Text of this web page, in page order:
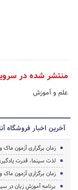
منتشر شده در
علم و آموزش
آخرین اخبار فروشگاه
زمان برگزاری آزمون ماک و
لذت سینما، قدرت
زمان برگزاری آزمون ماک و
برنامه آموزش زبان در